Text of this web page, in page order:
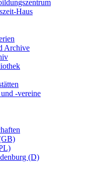
Haus
Archive
-vereine
(D)